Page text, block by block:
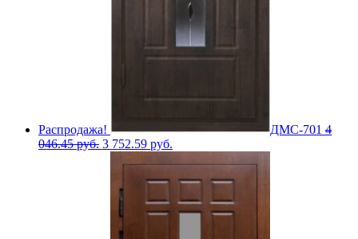
Распродажа! ДМС-701 4
046.45руб. 3 752.59 руб.